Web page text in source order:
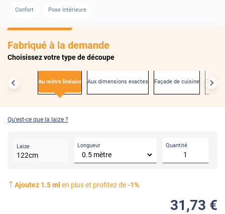
Confort Pose Intérieure
Fabriqué à la demande
Choisissez votre type de découpe
Au mètre linéaire Aux dimensions exactes Façade de cuisine
Qu'est-ce que la laize ?
Laize
122cm
Longueur Quantité
Ajoutez 1.5ml en plus et profitez de-1%
31 ,73 €